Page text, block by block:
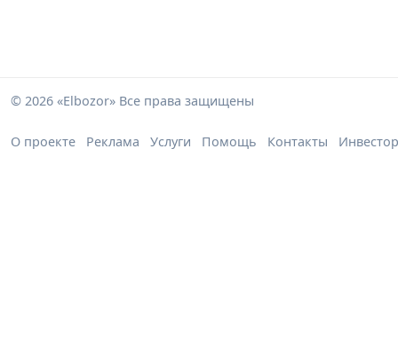
© 2026 «Elbozor» Все права защищены
О проекте Реклама Услуги Помощь Контакты